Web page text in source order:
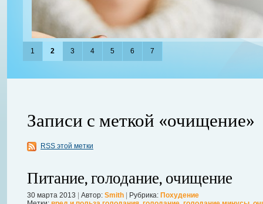
1 2 3 4 5 6 7
Записи с меткой «очищение»
RSS этой метки
Питание, голодание, очищение
30 марта 2013 Автор: Smith Рубрика: Похудение